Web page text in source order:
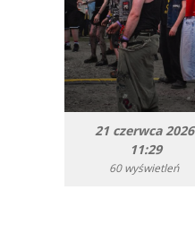
21 czerwca 2026
11:29
60 wyświetleń